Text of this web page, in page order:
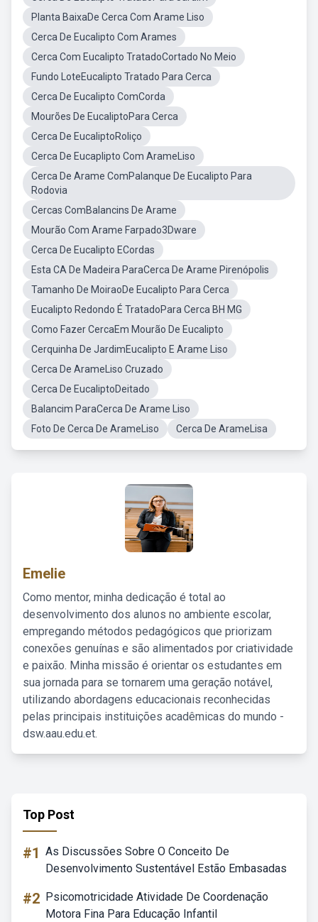
Planta BaixaDe Cerca Com Arame Liso
Cerca De Eucalipto Com Arames
Cerca Com Eucalipto TratadoCortado No Meio
Fundo LoteEucalipto Tratado Para Cerca
Cerca De Eucalipto ComCorda
Mourões De EucaliptoPara Cerca
Cerca De EucaliptoRoliço
Cerca De Eucaplipto Com ArameLiso
Cerca De Arame ComPalanque De Eucalipto Para
Rodovia
Cercas ComBalancins De Arame
Mourão Com Arame Farpado3Dware
Cerca De Eucalipto ECordas
Esta CA De Madeira ParaCerca De Arame Pirenópolis
Tamanho De MoiraoDe Eucalipto Para Cerca
Eucalipto Redondo É TratadoPara Cerca BH MG
Como Fazer CercaEm Mourão De Eucalipto
Cerquinha De JardimEucalipto E Arame Liso
Cerca De ArameLiso Cruzado
Cerca De EucaliptoDeitado
Balancim ParaCerca De Arame Liso
Foto De Cerca De ArameLiso
Cerca De ArameLisa
Emelie
Como mentor, minha dedicação é total ao
desenvolvimento dos alunos no ambiente escolar,
empregando métodos pedagógicos que priorizam
conexões genuínas e são alimentados por criatividade
e paixão. Minha missão é orientar os estudantes em
sua jornada para se tornarem uma geração notável,
utilizando abordagens educacionais reconhecidas
pelas principais instituições acadêmicas do mundo -
dsw.aau.edu.et.
Top Post
#1 As Discussões Sobre O Conceito De
Desenvolvimento Sustentável Estão Embasadas
#2 Psicomotricidade Atividade De Coordenação
Motora Fina Para Educação Infantil